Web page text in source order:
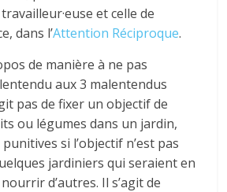
et celle de
dans l’Attention Réciproque.
de manière à ne pas
aux 3 malentendus
pas de fixer un objectif de
ou légumes dans un jardin,
si l’objectif n’est pas
jardiniers qui seraient en
d’autres. Il s’agit de